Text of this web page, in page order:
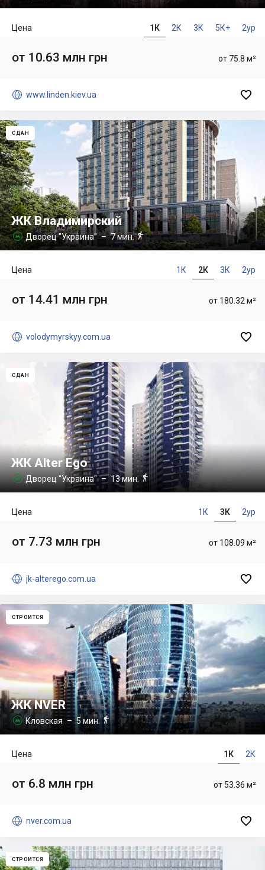
1К 2К 3К 5К+ 2ур
Цена
от 75.8 м²
от 10.63 млн грн
 www.linden.kiev.ua 
СДАН
ЖК Владимирский
 Дворец "Украина"– 7 мин.
1К 2К 3К 2ур
Цена
от 180.32 м²
от 14.41 млн грн
 volodymyrskyy.com.ua 
СДАН
ЖК Alter Ego
 Дворец "Украина"– 13 мин. 
1К 3К 2ур
Цена
от 108.09 м²
от 7.73 млн грн
 jk-alterego.com.ua 
СТРОИТСЯ
ЖК NVER
 Кловская – 5 мин.
1К 2К
Цена
от 53.36 м²
от 6.8 млн грн
 nver.com.ua 
СТРОИТСЯ